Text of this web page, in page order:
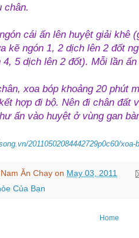
chân.
cái ấn lên huyệt giải khê
kẽ ngón 1, 2 dịch lên 2 đốt
5 dịch lên 2 đốt). Mỗi lần
xoa bóp khoảng 20 phút
hợp đi bộ. Nên đi chân đất
ấn vào huyệt ở vùng gan
20110502084442729p0c60/
Ăn Chay on May 03, 2011
Của Bạn
Home